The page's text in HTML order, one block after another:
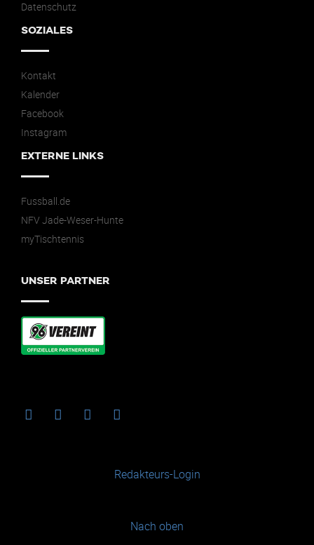
Datenschutz
SOZIALES
Kontakt
Kalender
Facebook
Instagram
EXTERNE LINKS
Fussball.de
NFV Jade-Weser-Hunte
myTischtennis
UNSER PARTNER
Redakteurs-Login
Nach oben